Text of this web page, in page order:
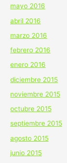
mayo 2016
abril 2016
marzo 2016
febrero 2016
enero 2016
diciembre 2015
noviembre 2015
octubre 2015
septiembre 2015
agosto 2015
junio 2015